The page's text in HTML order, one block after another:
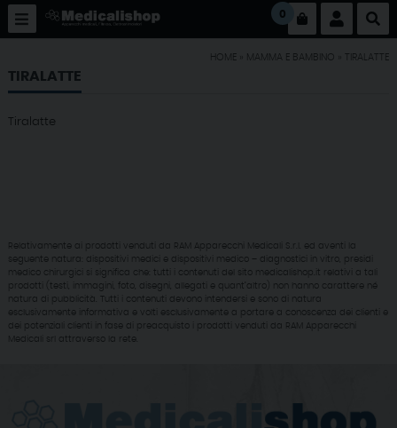
0
HOME MAMMA E BAMBINO TIRALATTE
TIRALATTE
Tiralatte
Relativamente ai prodotti venduti da RAM Apparecchi Medicali S.r.l. ed aventi la
seguente natura: dispositivi medici e dispositivi medico – diagnostici in vitro, presidi
medico chirurgici si significa che: tutti i contenuti del sito medicalishop.it relativi a tali
prodotti (testi, immagini, foto, disegni, allegati e quant’altro) non hanno carattere né
natura di pubblicità. Tutti i contenuti devono intendersi e sono di natura
esclusivamente informativa e volti esclusivamente a portare a conoscenza dei clienti e
dei potenziali clienti in fase di preacquisto i prodotti venduti da RAM Apparecchi
Medicali srl attraverso la rete.